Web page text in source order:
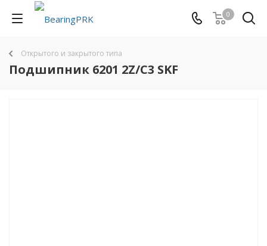
0
Открытого и закрытого типа
Подшипник 6201 2Z/C3 SKF